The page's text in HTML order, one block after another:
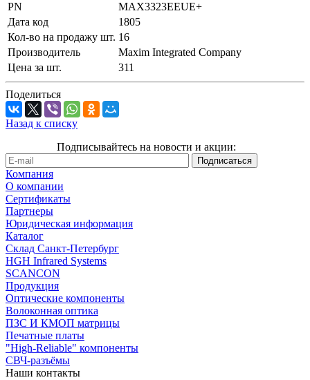
PN
MAX3323EEUE+
Дата код
1805
Кол-во на продажу шт. 16
Производитель
Maxim Integrated Company
Цена за шт.
311
Поделиться
Назад к списку
Подписывайтесь на новости и акции:
Компания
О компании
Сертификаты
Партнеры
Юридическая информация
Каталог
Cклад Санкт-Петербург
HGH Infrared Systems
SCANCON
Продукция
Оптические компоненты
Волоконная оптика
ПЗС И КМОП матрицы
Печатные платы
"High-Reliable" компоненты
СВЧ-разъёмы
Наши контакты